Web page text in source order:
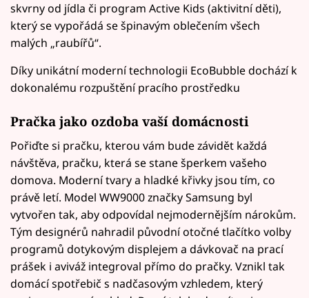
skvrny od jídla či program Active Kids (aktivitní děti),
který se vypořádá se špinavým oblečením všech
malých „raubířů“.
Díky unikátní moderní technologii EcoBubble dochází k
dokonalému rozpuštění pracího prostředku
Pračka jako ozdoba vaší domácnosti
Pořiďte si pračku, kterou vám bude závidět každá
návštěva, pračku, která se stane šperkem vašeho
domova. Moderní tvary a hladké křivky jsou tím, co
právě letí. Model WW9000 značky Samsung byl
vytvořen tak, aby odpovídal nejmodernějším nárokům.
Tým designérů nahradil původní otočné tlačítko volby
programů dotykovým displejem a dávkovač na prací
prášek i aviváž integroval přímo do pračky. Vznikl tak
domácí spotřebič s nadčasovým vzhledem, který